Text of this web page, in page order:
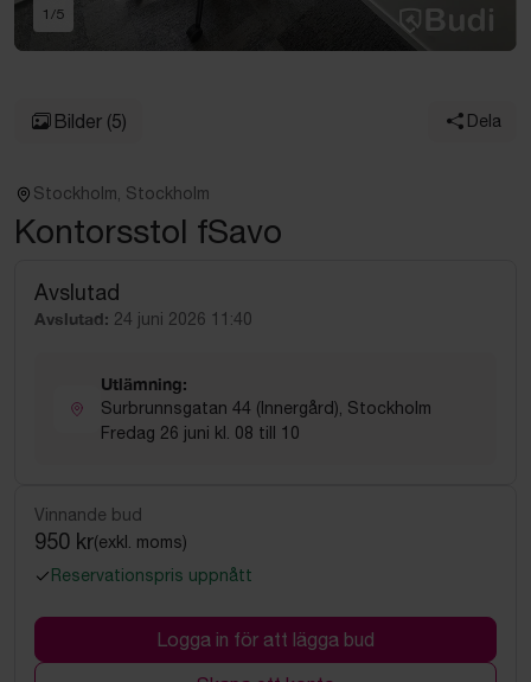
1 /5
Bilder (5) Dela
Stockholm, Stockholm
Kontorsstol fSavo
Avslutad
Avslutad: 24 juni 2026 11:40
Utlämning:
Surbrunnsgatan 44 (Innergård), Stockholm
Fredag 26 juni kl. 08 till 10
Vinnande bud
950 kr(exkl. moms)
Reservationspris uppnått
Logga in för att lägga bud